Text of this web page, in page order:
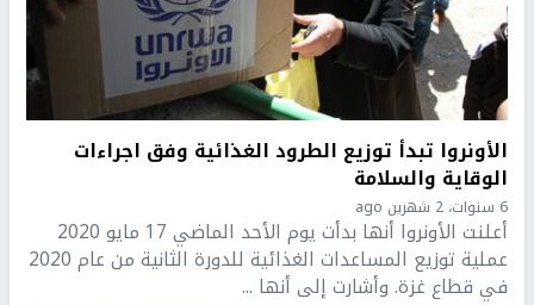
الأونروا تبدأ توزيع الطرود الغذائية وفق اجراءات
الوقاية والسلامة
6 سنوات، 2 شهرين ago
أعلنت الأونروا أنها بدأت يوم الأحد الماضي 17 مايو 2020
عملية توزيع المساعدات الغذائية للدورة الثانية من عام 2020
في قطاع غزة. وأشارت إلى أنها ...